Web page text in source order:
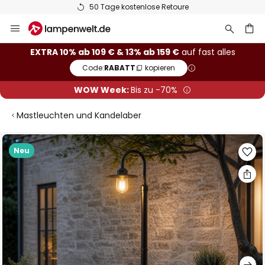
50 Tage kostenlose Retoure
Inhalt
springen
EXTRA 10% ab 109 € & 13% ab 159 €auf fast alles
Code:RABATT kopieren
WOW Week:Bis zu -70%
Mastleuchten und Kandelaber
Neu
Zum
Ende
Bildgalerie
springen